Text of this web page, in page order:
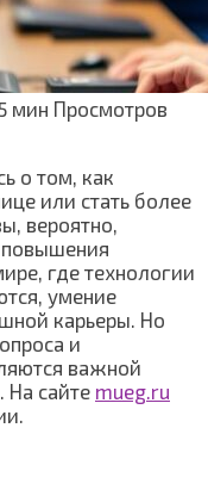
мин Просмотров
о том, как
или стать более
вероятно,
повышения
где технологии
умение
карьеры. Но
и
важной
На сайте mueg.ru